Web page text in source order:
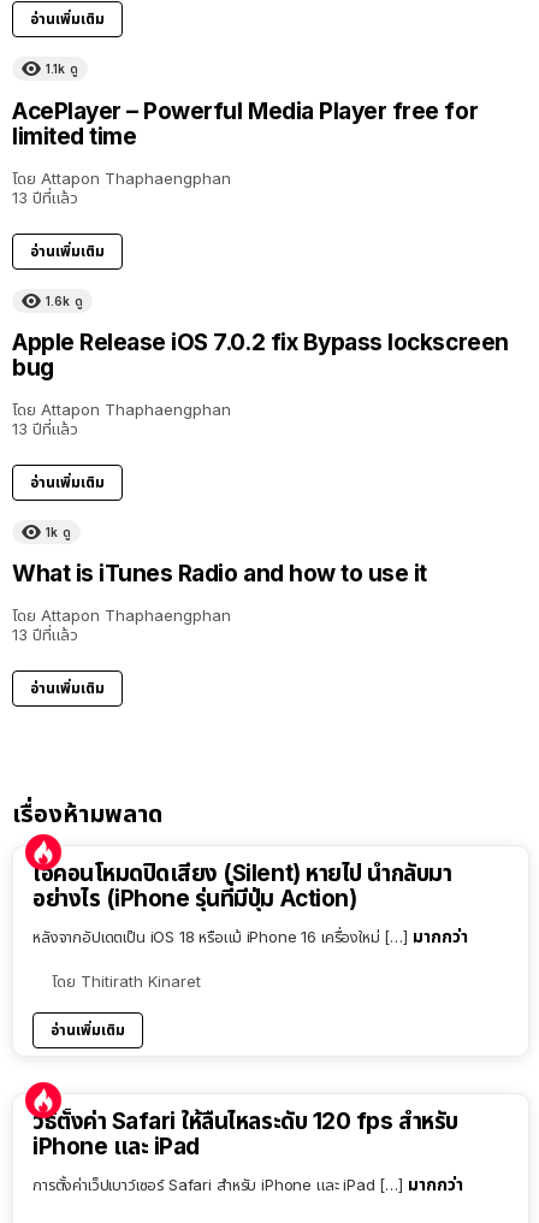
อ่านเพิ่มเติม
1.1k ดู
AcePlayer – Powerful Media Player free for
limited time
โดย Attapon Thaphaengphan
13 ปีที่แล้ว
อ่านเพิ่มเติม
1.6k ดู
Apple Release iOS 7.0.2 fix Bypass lockscreen
bug
โดย Attapon Thaphaengphan
13 ปีที่แล้ว
อ่านเพิ่มเติม
1k ดู
What is iTunes Radio and how to use it
โดย Attapon Thaphaengphan
13 ปีที่แล้ว
อ่านเพิ่มเติม
เรื่องห้ามพลาด
ไอคอนโหมดปิดเสียง (Silent) หายไป นำกลับมา
อย่างไร (iPhone รุ่นที่มีปุ่ม Action)
หลังจากอัปเดตเป็น iOS 18 หรือแม้ iPhone 16 เครื่องใหม่ […] มากกว่า
โดย Thitirath Kinaret
อ่านเพิ่มเติม
วิธีตั้งค่า Safari ให้ลื่นไหลระดับ 120 fps สำหรับ
iPhone และ iPad
การตั้งค่าเว็ปเบาว์เซอร์ Safari สำหรับ iPhone และ iPad […] มากกว่า